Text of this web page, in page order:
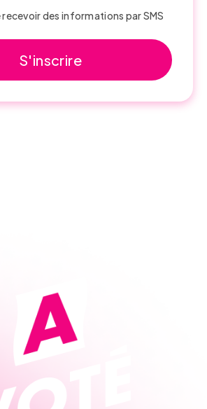
recevoir des informations par SMS